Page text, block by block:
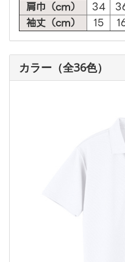
肩巾（cm）
34
袖丈（cm）
15
カラー（全36色）